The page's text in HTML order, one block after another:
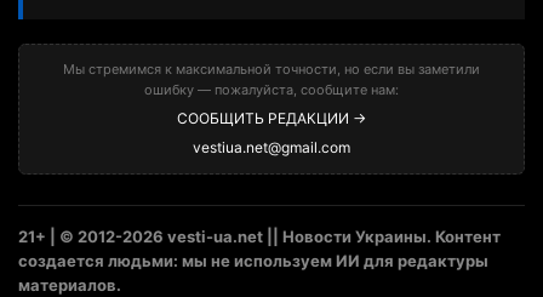
Мы стремимся к максимальной точности, но если вы заметили
ошибку — пожалуйста, сообщите нам:
СООБЩИТЬ РЕДАКЦИИ →
vestiua.net@gmail.com
21+ | © 2012-2026 vesti-ua.net || Новости Украины. Контент
создается людьми: мы не используем ИИ для редактуры
материалов.